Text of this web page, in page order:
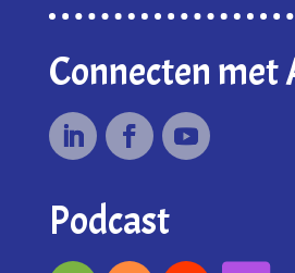
Connecten
Podcast